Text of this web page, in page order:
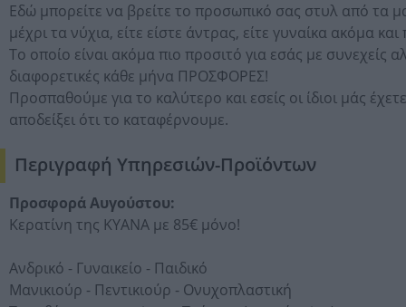
Εδώ μπορείτε να βρείτε το προσωπικό σας στυλ από τα
μέχρι τα νύχια, είτε είστε άντρας, είτε γυναίκα ακόμα και
Το οποίο είναι ακόμα πιο προσιτό για εσάς με συνεχείς
διαφορετικές κάθε μήνα ΠΡΟΣΦΟΡΕΣ!
Προσπαθούμε για το καλύτερο και εσείς οι ίδιοι μάς έχετε
αποδείξει ότι το καταφέρνουμε.
Περιγραφή Υπηρεσιών-Προϊόντων
Προσφορά Αυγούστου:
Κερατίνη της KYANA με 85€ μόνο!
Ανδρικό - Γυναικείο - Παιδικό
Μανικιούρ - Πεντικιούρ - Ονυχοπλαστική